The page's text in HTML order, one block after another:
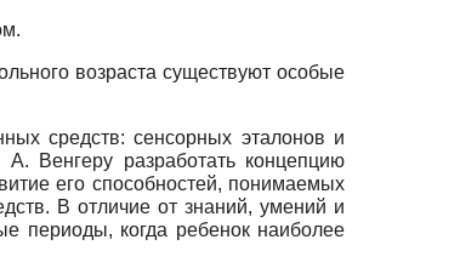
возраста существуют особые
средств: сенсорных эталонов и
Венгеру разработать концепцию
его способностей, понимаемых
В отличие от знаний, умений и
периоды, когда ребенок наиболее